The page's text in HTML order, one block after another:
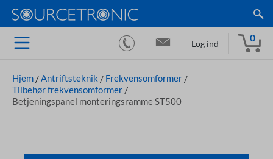
Log ind
0
Hjem /Antriftsteknik / Frekvensomformer /
Tilbehør frekvensomformer /
Betjeningspanel monteringsramme ST500